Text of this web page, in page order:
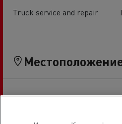
Truck service and repair